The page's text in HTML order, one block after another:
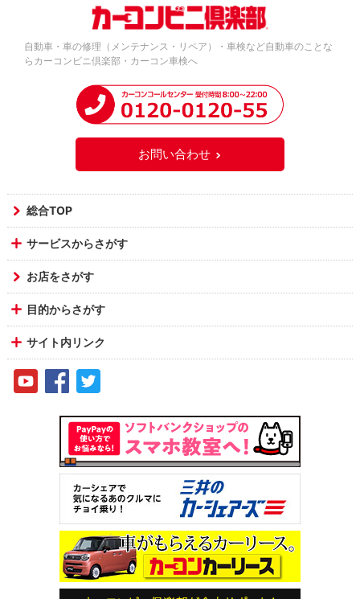
自動車・車の修理（メンテナンス・リペア）・車検など自動車のことな
らカーコンビニ倶楽部・カーコン車検へ
お問い合わせ
総合TOP
サービスからさがす
お店をさがす
目的からさがす
サイト内リンク